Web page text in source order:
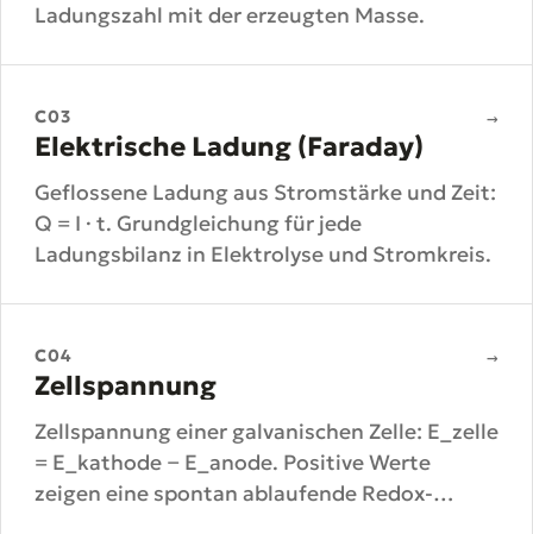
Ladungszahl mit der erzeugten Masse.
C03 →
Elektrische Ladung (Faraday)
Geflossene Ladung aus Stromstärke und Zeit:
Q = I · t. Grundgleichung für jede
Ladungsbilanz in Elektrolyse und Stromkreis.
C04 →
Zellspannung
Zellspannung einer galvanischen Zelle: E_zelle
= E_kathode − E_anode. Positive Werte
zeigen eine spontan ablaufende Redox-